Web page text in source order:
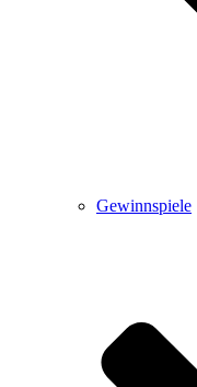
Gewinnspiele